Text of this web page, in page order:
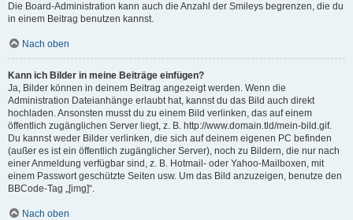
Die Board-Administration kann auch die Anzahl der Smileys begrenzen, die du
in einem Beitrag benutzen kannst.
Nach oben
Kann ich Bilder in meine Beiträge einfügen?
Ja, Bilder können in deinem Beitrag angezeigt werden. Wenn die
Administration Dateianhänge erlaubt hat, kannst du das Bild auch direkt
hochladen. Ansonsten musst du zu einem Bild verlinken, das auf einem
öffentlich zugänglichen Server liegt, z. B. http://www.domain.tld/mein-bild.gif.
Du kannst weder Bilder verlinken, die sich auf deinem eigenen PC befinden
(außer es ist ein öffentlich zugänglicher Server), noch zu Bildern, die nur nach
einer Anmeldung verfügbar sind, z. B. Hotmail- oder Yahoo-Mailboxen, mit
einem Passwort geschützte Seiten usw. Um das Bild anzuzeigen, benutze den
BBCode-Tag „[img]“.
Nach oben